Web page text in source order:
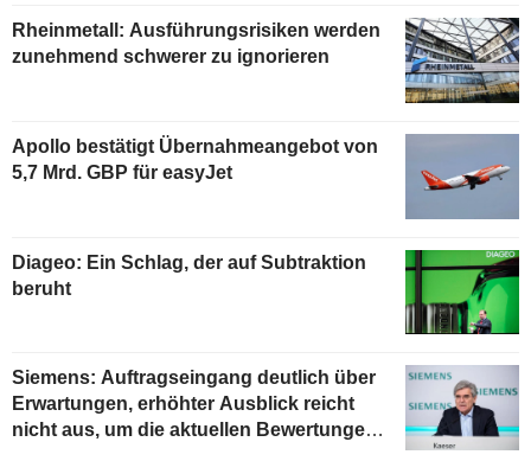
Rheinmetall: Ausführungsrisiken werden
zunehmend schwerer zu ignorieren
Apollo bestätigt Übernahmeangebot von
5,7 Mrd. GBP für easyJet
Diageo: Ein Schlag, der auf Subtraktion
beruht
Siemens: Auftragseingang deutlich über
Erwartungen, erhöhter Ausblick reicht
nicht aus, um die aktuellen Bewertungen